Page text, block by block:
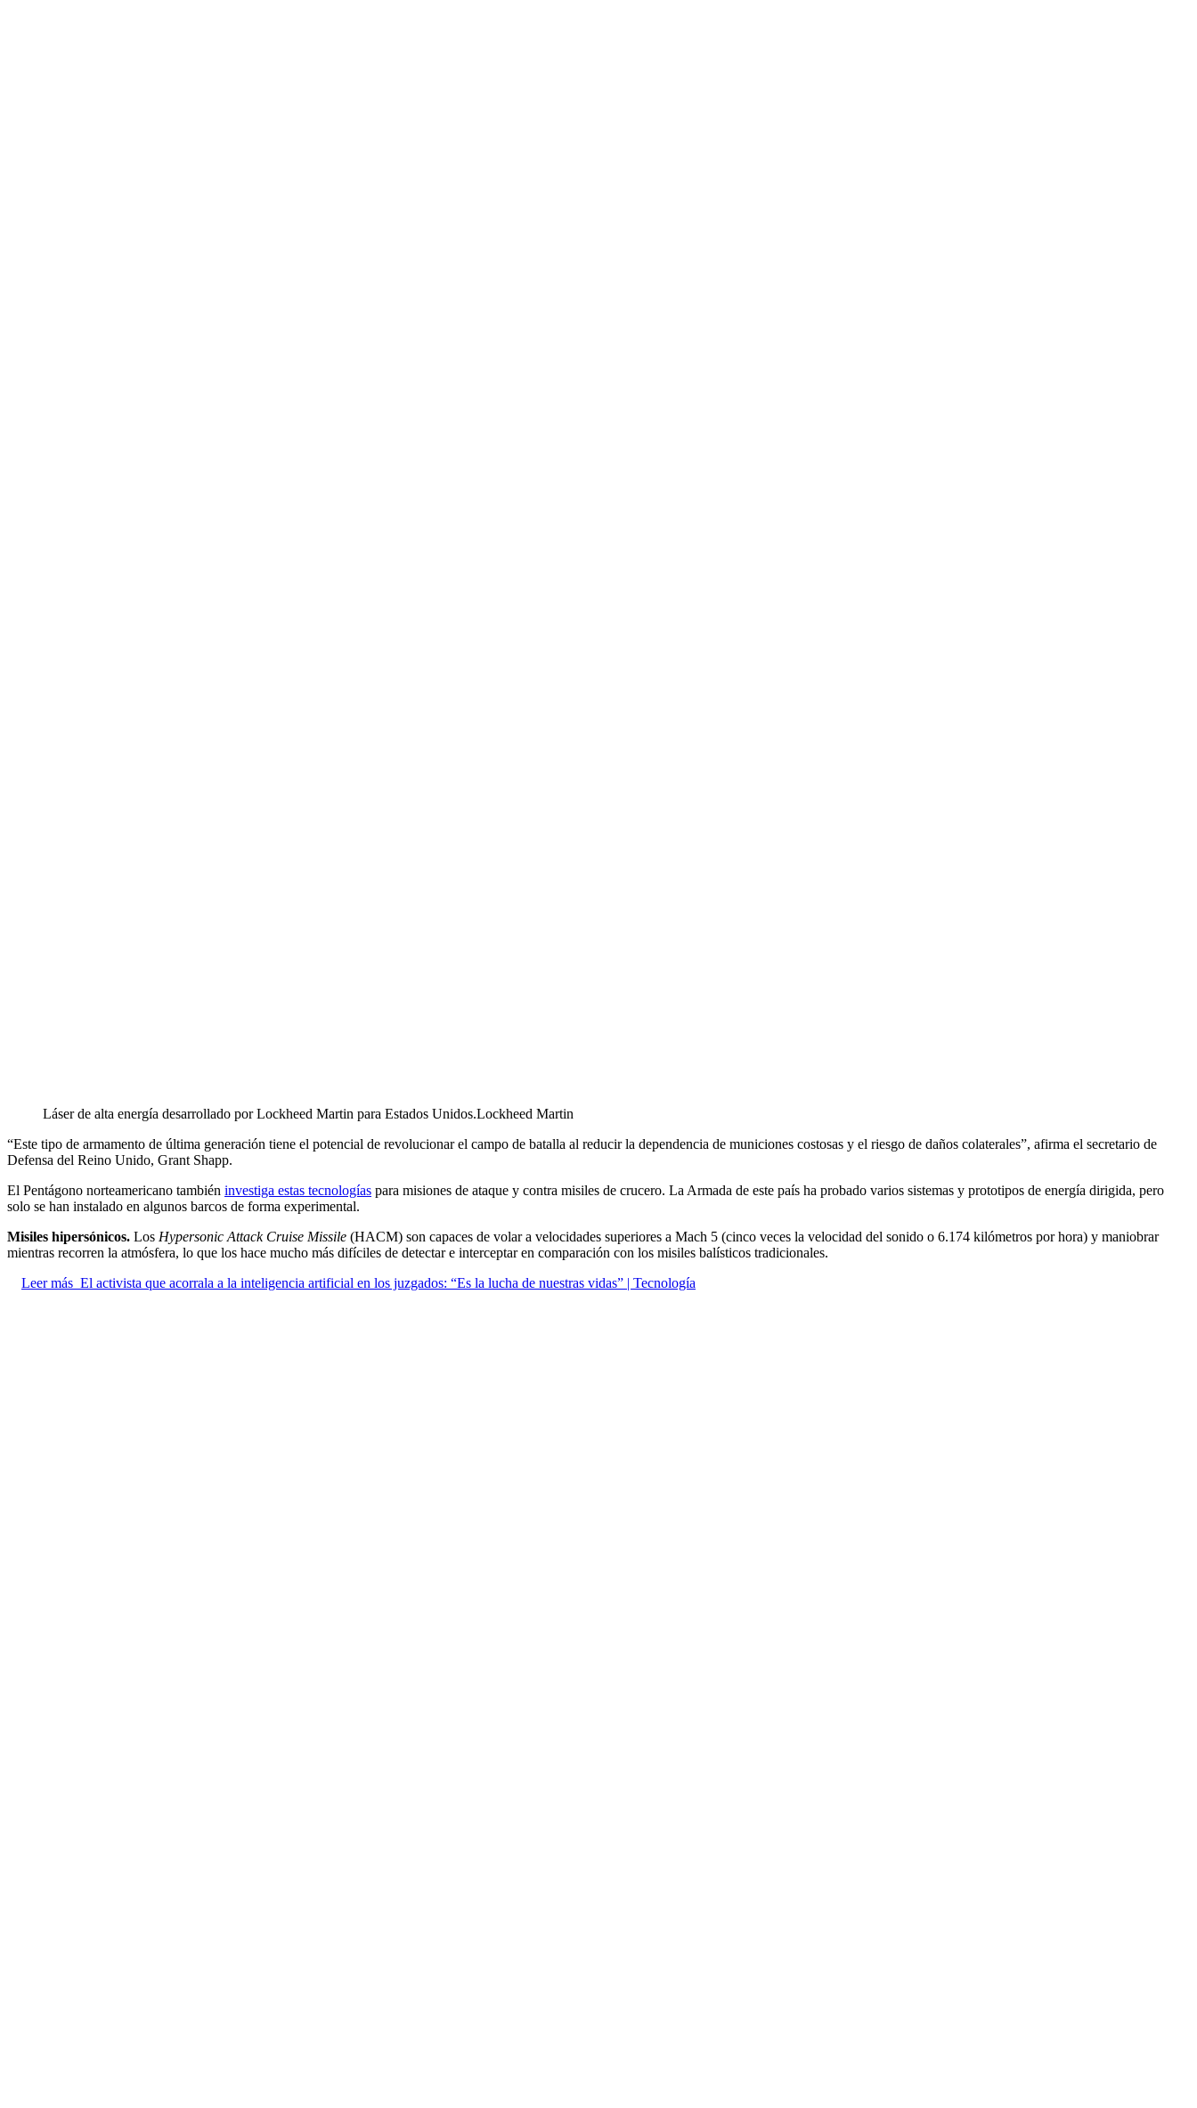
Láser de alta energía desarrollado por Lockheed Martin para Estados Unidos.Lockheed Martin
“Este tipo de armamento de última generación tiene el potencial de revolucionar el campo de batalla al reducir la dependencia de municiones costosas y el riesgo de daños colaterales”, afirma el secretario de
Defensa del Reino Unido, Grant Shapp.
El Pentágono norteamericano también investiga estas tecnologías para misiones de ataque y contra misiles de crucero. La Armada de este país ha probado varios sistemas y prototipos de energía dirigida, pero
solo se han instalado en algunos barcos de forma experimental.
Misiles hipersónicos. Los Hypersonic Attack Cruise Missile (HACM) son capaces de volar a velocidades superiores a Mach 5 (cinco veces la velocidad del sonido o 6.174 kilómetros por hora) y maniobrar
mientras recorren la atmósfera, lo que los hace mucho más difíciles de detectar e interceptar en comparación con los misiles balísticos tradicionales.
Leer más El activista que acorrala a la inteligencia artificial en los juzgados: “Es la lucha de nuestras vidas” | Tecnología